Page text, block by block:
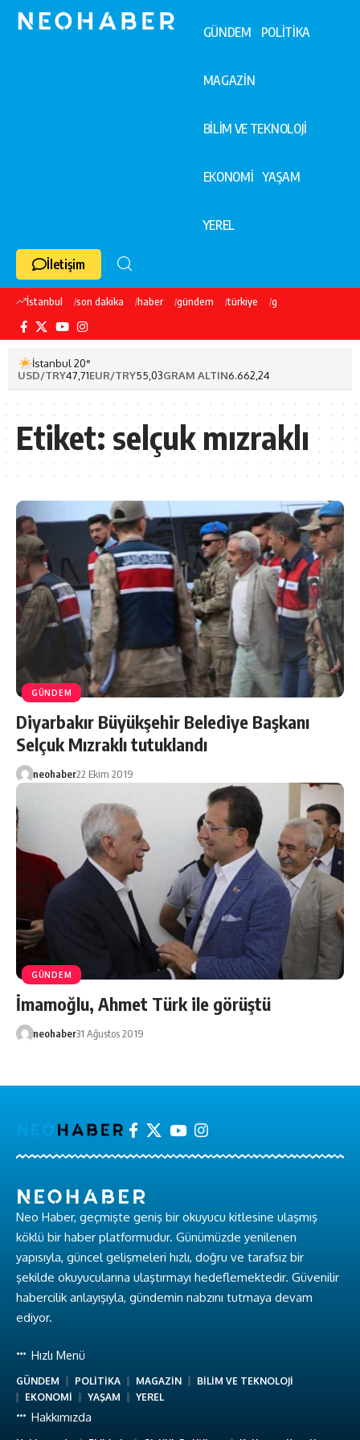
GÜNDEM POLİTİKA
MAGAZİN
BİLİM VE TEKNOLOJİ
EKONOMİ YAŞAM
YEREL
İletişim
İstanbul son dakika haber gündem türkiye galatasaray
İstanbul 20°
USD/TRY47,71EUR/TRY55,03GRAM ALTIN6.662,24
Etiket: selçuk mızraklı
GÜNDEM
Diyarbakır Büyükşehir Belediye Başkanı
Selçuk Mızraklı tutuklandı
neohaber22 Ekim 2019
GÜNDEM
İmamoğlu, Ahmet Türk ile görüştü
neohaber31 Ağustos 2019
Neo Haber, geçmişte geniş bir okuyucu kitlesine ulaşmış
köklü bir haber platformudur. Günümüzde yenilenen
yapısıyla, güncel gelişmeleri hızlı, doğru ve tarafsız bir
şekilde okuyucularına ulaştırmayı hedeflemektedir. Güvenilir
habercilik anlayışıyla, gündemin nabzını tutmaya devam
ediyor.
Hızlı Menü
GÜNDEM POLİTİKA MAGAZİN
BİLİM VE TEKNOLOJİ
EKONOMİ
YAŞAM YEREL
Hakkımızda